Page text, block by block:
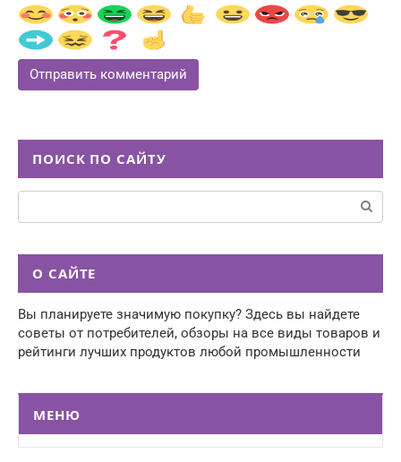
ПОИСК ПО САЙТУ
Поиск:
О САЙТЕ
Вы планируете значимую покупку? Здесь вы найдете
советы от потребителей, обзоры на все виды товаров и
рейтинги лучших продуктов любой промышленности
МЕНЮ